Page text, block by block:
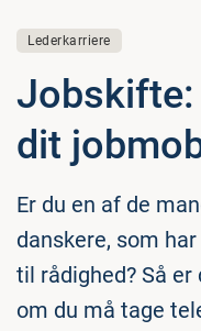
Lederkarriere
Jobskifte:
dit
Er du en af de
danskere, som
til rådighed? Så
om du må tage